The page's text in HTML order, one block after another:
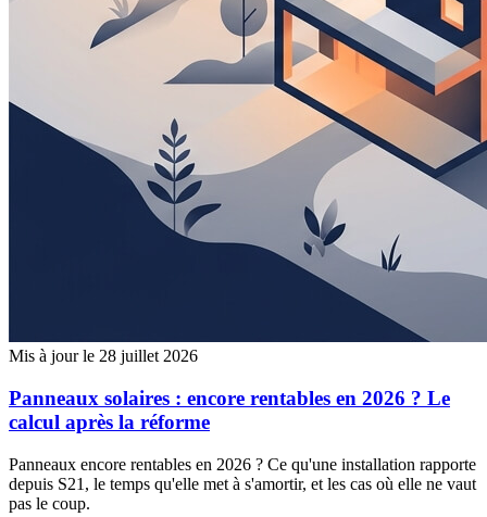
Mis à jour le 28 juillet 2026
Panneaux solaires : encore rentables en 2026 ? Le
calcul après la réforme
Panneaux encore rentables en 2026 ? Ce qu'une installation rapporte
depuis S21, le temps qu'elle met à s'amortir, et les cas où elle ne vaut
pas le coup.